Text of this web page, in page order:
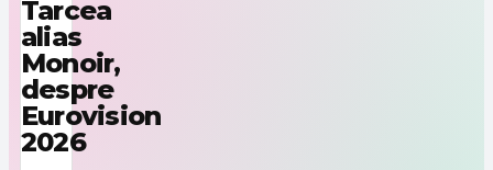
Tarcea
alias
Monoir,
despre
Eurovision
2026